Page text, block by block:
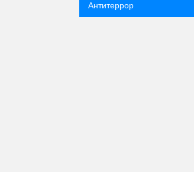
Антитеррор